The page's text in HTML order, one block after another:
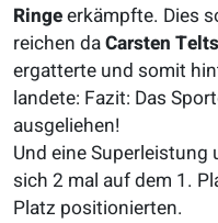
Ringeerkämpfte. Dies
reichen daCarsten
ergatterte und somit
landete: Fazit: Das
ausgeliehen!
Und eine
sich 2 mal auf dem 1.
Platz positionierten.